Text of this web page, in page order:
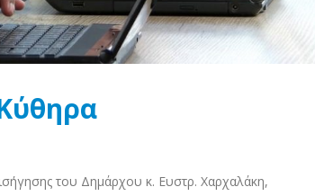
του Δημάρχου κ. Ευστρ. Χαρχαλάκη,